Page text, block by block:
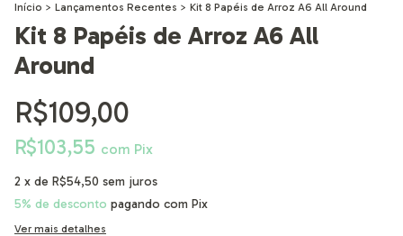
Início > Lançamentos Recentes > Kit 8 Papéis de Arroz A6 All Around
Kit 8 Papéis de Arroz A6 All
Around
R$109,00
R$103,55 com Pix
2 x de R$54,50 sem juros
5% de desconto pagando com Pix
Ver mais detalhes